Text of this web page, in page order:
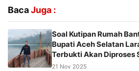
BacaJuga :
Soal Kutipan Rumah
Bupati Aceh Selatan
Terbukti Akan Diproses
21 Nov 2025